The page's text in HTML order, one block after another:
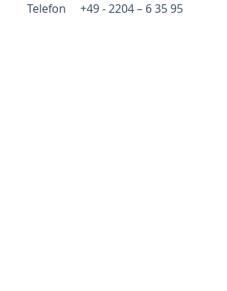
Telefon +49 - 2204 – 6 35 95